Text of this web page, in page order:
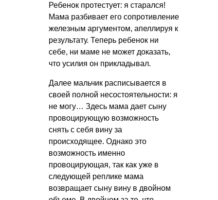
Ребенок протестует: я старался!
Мама разбивает его сопротивление
железным аргументом, апеллируя к
результату. Теперь ребенок ни
себе, ни маме не может доказать,
что усилия он прикладывал.
Далее мальчик расписывается в
своей полной несостоятельности: я
не могу… Здесь мама дает сыну
провоцирующую возможность
снять с себя вину за
происходящее. Однако это
возможность именно
провоцирующая, так как уже в
следующей реплике мама
возвращает сыну вину в двойном